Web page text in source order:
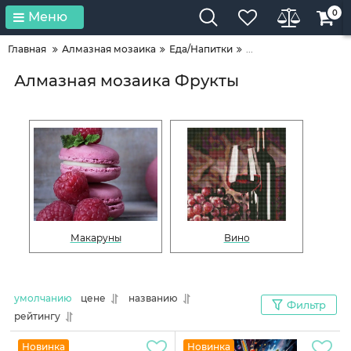
Меню 0
Главная Алмазная мозаика Еда/Напитки ...
Алмазная мозаика Фрукты
Макаруны Вино
умолчанию цене
названию
рейтингу
Фильтр
Новинка Новинка